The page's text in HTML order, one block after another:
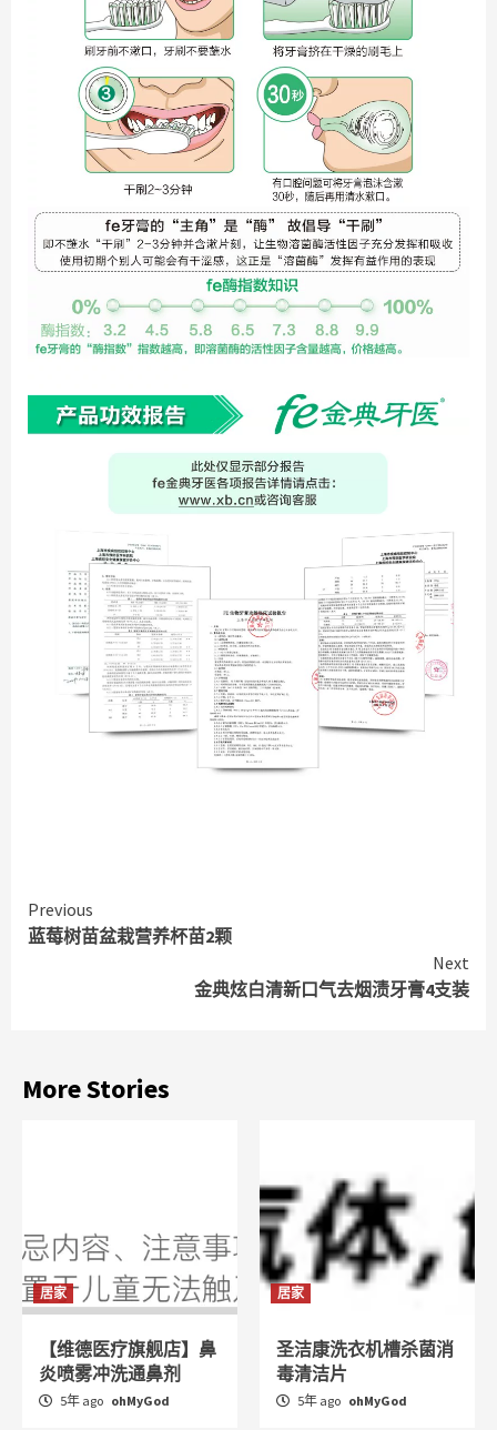
Continue
Reading
Previous
蓝莓树苗盆栽营养杯苗2颗
Next
金典炫白清新口气去烟渍牙膏4支装
More Stories
居家
【维德医疗旗舰店】鼻
炎喷雾冲洗通鼻剂
5年 ago ohMyGod
居家
圣洁康洗衣机槽杀菌消
毒清洁片
5年 ago ohMyGod